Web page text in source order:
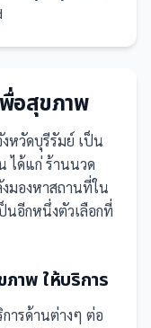
อสุขภาพ
หวัดบุรีรัมย์ เป็น
ได้แก่ ร้านนวด
มองหาสถานที่ใน
นอีกหนึ่งตัวเลือกที่
ภาพ ให้บริการ
ารด้านต่างๆ ต่อ